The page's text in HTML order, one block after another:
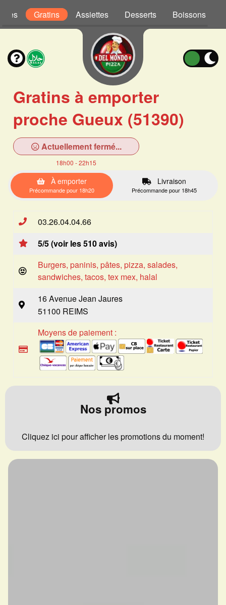
Gratins Assiettes Desserts Boissons
Gratins à emporter
proche Gueux (51390)
Actuellement fermé...
18h00 - 22h15
À emporter
Précommande pour 18h20
Livraison
Précommande pour 18h45
03.26.04.04.66
5/5 (voir les 510 avis)
Burgers, paninis, pâtes, pizza, salades,
sandwiches, tacos, tex mex, halal
16 Avenue Jean Jaures
51100 REIMS
Moyens de paiement :
Nos promos
Cliquez ici pour afficher les promotions du moment!